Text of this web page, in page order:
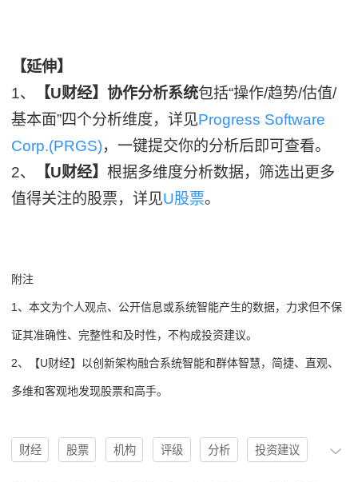
【延伸】
1、
【U财经】协作分析系统包括“操作/趋势/估值/
基本面”四个分析维度，详见Progress Software
Corp.(PRGS)，一键提交你的分析后即可查看。
2、
【U财经】根据多维度分析数据，筛选出更多
值得关注的股票，详见U股票。
附注
1、本文为个人观点、公开信息或系统智能产生的数据，力求但不保
证其准确性、完整性和及时性，不构成投资建议。
2、【U财经】以创新架构融合系统智能和群体智慧，简捷、直观、
多维和客观地发现股票和高手。
财经 股票 机构 评级 分析 投资建议